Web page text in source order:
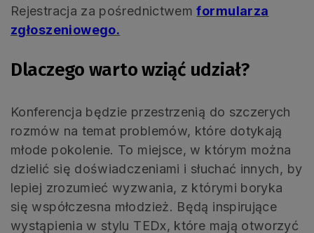
Rejestracja za pośrednictwemformularza
zgłoszeniowego.
Dlaczego warto wziąć udział?
Konferencja będzie przestrzenią do szczerych
rozmów na temat problemów, które dotykają
młode pokolenie. To miejsce, w którym można
dzielić się doświadczeniami i słuchać innych, by
lepiej zrozumieć wyzwania, z którymi boryka
się współczesna młodzież. Będą inspirujące
wystąpienia w stylu TEDx, które mają otworzyć